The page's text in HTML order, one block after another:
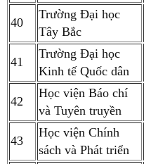
40
Trường Đại học
Tây Bắc
41
Trường Đại học
Kinh tế Quốc dân
42
Học viện Báo chí
và Tuyên truyền
43
Học viện Chính
sách và Phát triển